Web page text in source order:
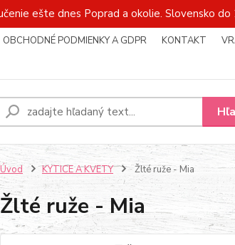
ešte dnes Poprad a okolie. Slovensko
OBCHODNÉ PODMIENKY A GDPR KONTAKT
Úvod KYTICE A KVETY Žlté ruže - Mia
Žlté ruže - Mia